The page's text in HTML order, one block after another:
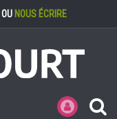
OU NOUS ÉCRIRE
MES